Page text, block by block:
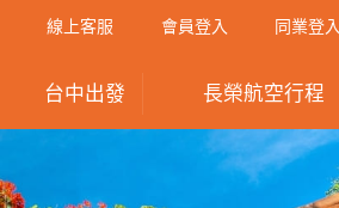
台中出發 長榮航空行程
線上客服 會員登入 同業登入